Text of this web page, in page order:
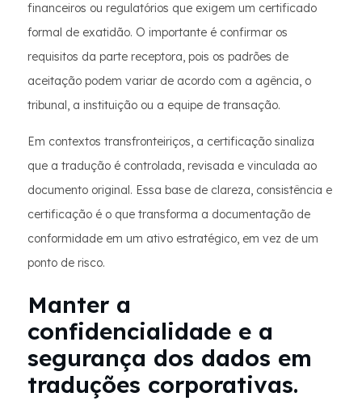
financeiros ou regulatórios que exigem um certificado
formal de exatidão. O importante é confirmar os
requisitos da parte receptora, pois os padrões de
aceitação podem variar de acordo com a agência, o
tribunal, a instituição ou a equipe de transação.
Em contextos transfronteiriços, a certificação sinaliza
que a tradução é controlada, revisada e vinculada ao
documento original. Essa base de clareza, consistência e
certificação é o que transforma a documentação de
conformidade em um ativo estratégico, em vez de um
ponto de risco.
Manter a
confidencialidade e a
segurança dos dados em
traduções corporativas.